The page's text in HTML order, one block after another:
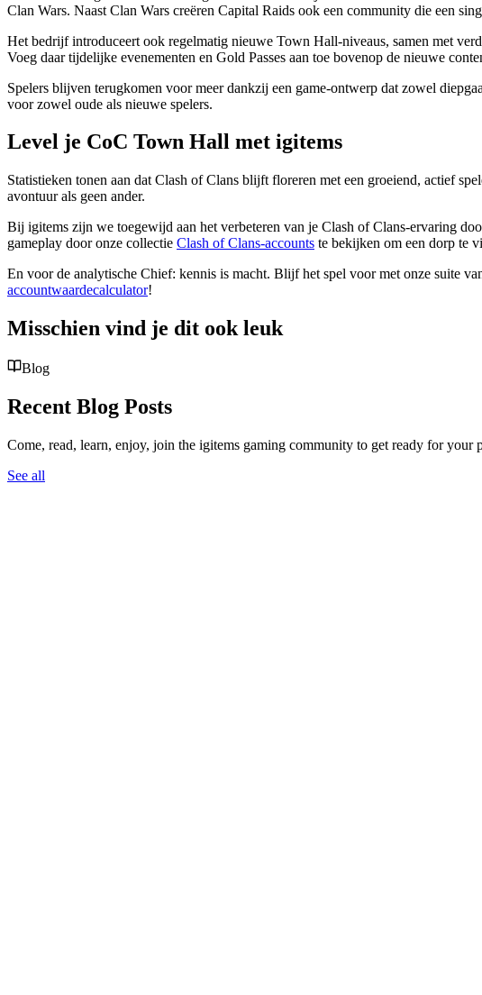
Clan Wars. Naast Clan Wars creëren Capital Raids ook een community die een
Het bedrijf introduceert ook regelmatig nieuwe Town Hall-niveaus, samen met
Voeg daar tijdelijke evenementen en Gold Passes aan toe bovenop de nieuwe
Spelers blijven terugkomen voor meer dankzij een game-ontwerp dat zowel
voor zowel oude als nieuwe spelers.
Level je CoC Town Hall met igitems
Statistieken tonen aan dat Clash of Clans blijft floreren met een groeiend, actief
avontuur als geen ander.
Bij igitems zijn we toegewijd aan het verbeteren van je Clash of Clans-ervaring
gameplay door onze collectie Clash of Clans-accounts te bekijken om een dorp te
En voor de analytische Chief: kennis is macht. Blijf het spel voor met onze suite
accountwaardecalculator!
Misschien vind je dit ook leuk
Blog
Recent Blog Posts
Come, read, learn, enjoy, join the igitems gaming community to get ready for your
See all